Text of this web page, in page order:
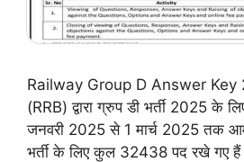
Railway Group D Answer Key
(RRB) द्वारा ग्रुप डी भर्ती 2025 के
जनवरी 2025 से 1 मार्च 2025 तक
भर्ती के लिए कुल 32438 पद रखे गए हैं।